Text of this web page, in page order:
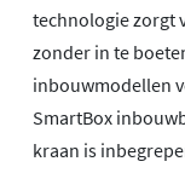
technologie zorgt
zonder in te
inbouwmodellen
SmartBox
kraan is